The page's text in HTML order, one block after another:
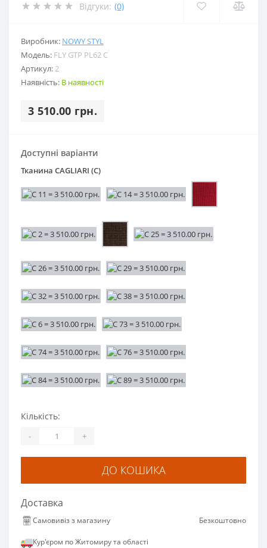
Відгуки: (0)
Виробник: NOWY STYL
Модель: FLY GTP PL62 C
Артикул:2
Наявність: В наявності
3 510.00 грн.
Доступні варіанти
Тканина CAGLIARI (С)
Кількість:
- +
ДО КОШИКА
Доставка
Самовивіз з магазину Безкоштовно
Кур'єром по Житомиру та області